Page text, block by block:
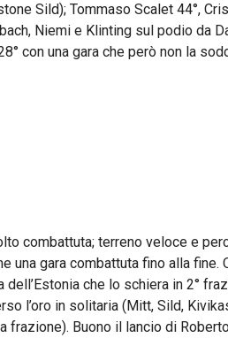
Sild); Tommaso Scalet 44°,
Niemi e Klinting sul podio da
con una gara che però non la
combattuta; terreno veloce e
una gara combattuta fino alla
che lo schiera in 2°
l’oro in solitaria (Mitt, Sild,
frazione). Buono il lancio di